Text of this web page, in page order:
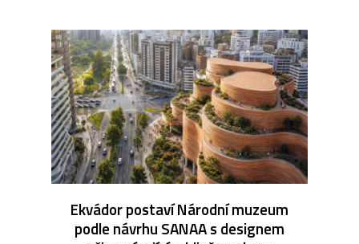
Ekvádor postaví Národní muzeum
podle návrhu SANAA s designem